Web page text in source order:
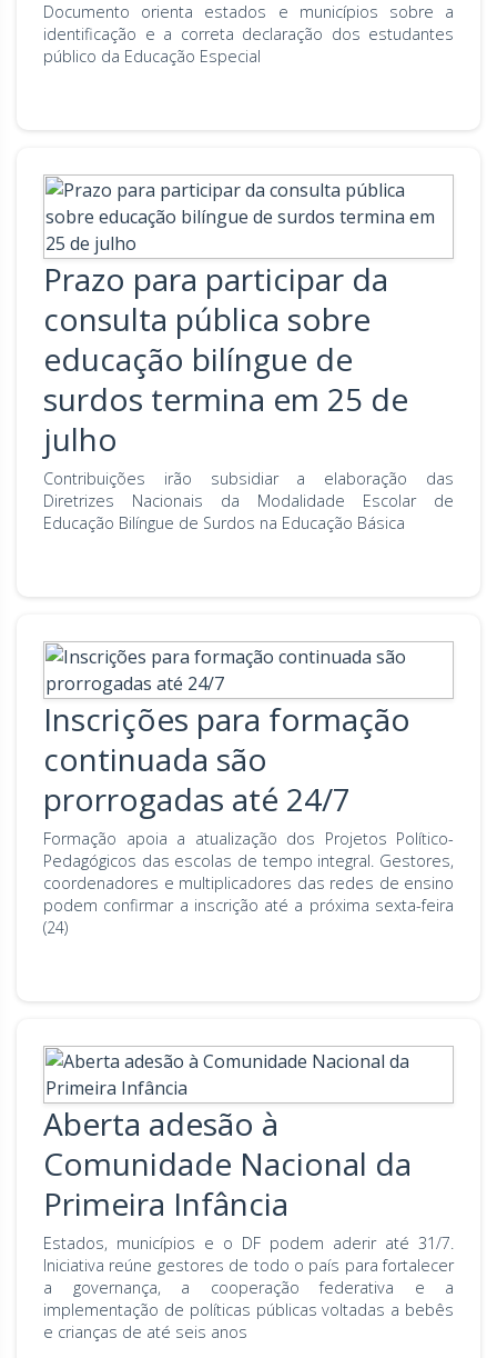
Documento orienta estados e municípios sobre a
identificação e a correta declaração dos estudantes
público da Educação Especial
Prazo para participar da
consulta pública sobre
educação bilíngue de
surdos termina em 25 de
julho
Contribuições irão subsidiar a elaboração das
Diretrizes Nacionais da Modalidade Escolar de
Educação Bilíngue de Surdos na Educação Básica
Inscrições para formação
continuada são
prorrogadas até 24/7
Formação apoia a atualização dos Projetos Político-
Pedagógicos das escolas de tempo integral. Gestores,
coordenadores e multiplicadores das redes de ensino
podem confirmar a inscrição até a próxima sexta-feira
(24)
Aberta adesão à
Comunidade Nacional da
Primeira Infância
Estados, municípios e o DF podem aderir até 31/7.
Iniciativa reúne gestores de todo o país para fortalecer
a governança, a cooperação federativa e a
implementação de políticas públicas voltadas a bebês
e crianças de até seis anos